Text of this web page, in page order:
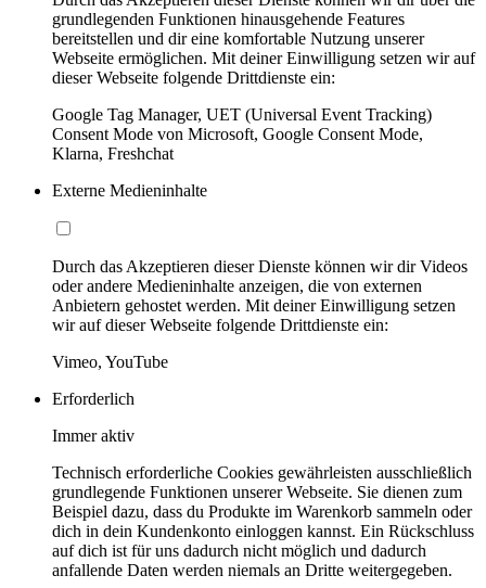
grundlegenden Funktionen hinausgehende Features
bereitstellen und dir eine komfortable Nutzung unserer
Webseite ermöglichen. Mit deiner Einwilligung setzen wir auf
dieser Webseite folgende Drittdienste ein:
Google Tag Manager, UET (Universal Event Tracking)
Consent Mode von Microsoft, Google Consent Mode,
Klarna, Freshchat
Externe Medieninhalte
Durch das Akzeptieren dieser Dienste können wir dir Videos
oder andere Medieninhalte anzeigen, die von externen
Anbietern gehostet werden. Mit deiner Einwilligung setzen
wir auf dieser Webseite folgende Drittdienste ein:
Vimeo, YouTube
Erforderlich
Immer aktiv
Technisch erforderliche Cookies gewährleisten ausschließlich
grundlegende Funktionen unserer Webseite. Sie dienen zum
Beispiel dazu, dass du Produkte im Warenkorb sammeln oder
dich in dein Kundenkonto einloggen kannst. Ein Rückschluss
auf dich ist für uns dadurch nicht möglich und dadurch
anfallende Daten werden niemals an Dritte weitergegeben.